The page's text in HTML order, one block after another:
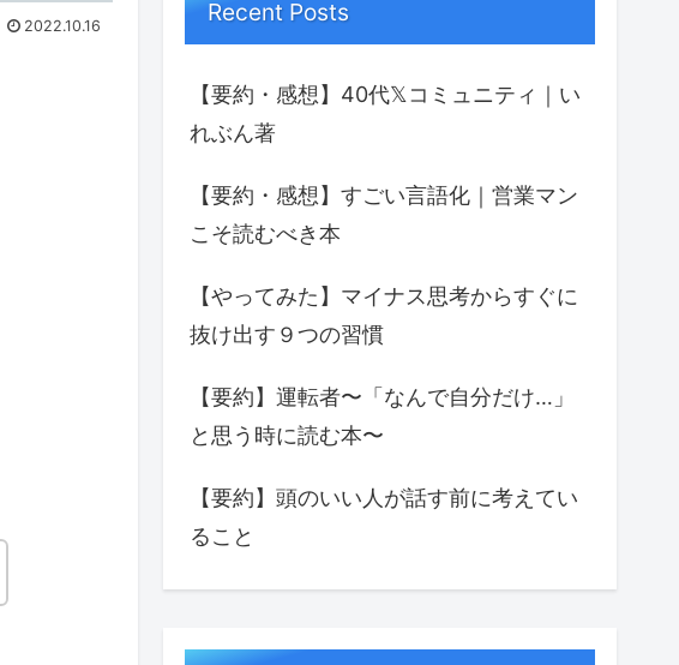
2022.10.16 Recent Posts
【要約・感想】40代𝕏コミュニティ｜い
れぶん著
【要約・感想】すごい言語化｜営業マン
こそ読むべき本
【やってみた】マイナス思考からすぐに
抜け出す９つの習慣
【要約】運転者〜「なんで自分だけ…」
と思う時に読む本〜
【要約】頭のいい人が話す前に考えてい
ること